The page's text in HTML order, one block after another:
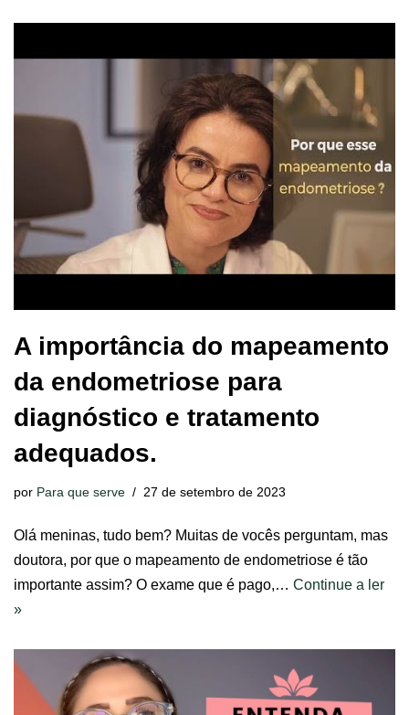
A importância do mapeamento
da endometriose para
diagnóstico e tratamento
adequados.
por Para que serve 27 de setembro de 2023
Olá meninas, tudo bem? Muitas de vocês perguntam, mas
doutora, por que o mapeamento de endometriose é tão
importante assim? O exame que é pago,… Continue a ler
»